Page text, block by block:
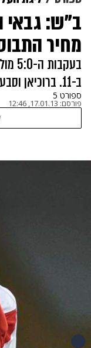
ב"ש: גבאי
מחיר
ב-11. ברוכיאן וסבע יפתחו. אקסברד יחליף את סוויסה?
ספורט 5
פורסם: 17.01.13, 12:46